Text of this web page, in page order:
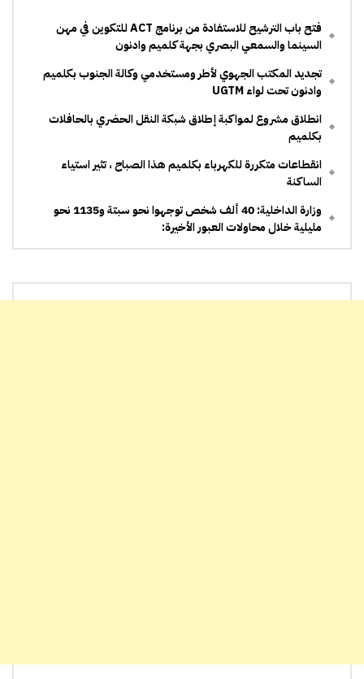
فتح باب الترشيح للاستفادة من برنامج ACT للتكوين في مهن
السينما والسمعي البصري بجهة كلميم وادنون
تجديد المكتب الجهوي لأطر ومستخدمي وكالة الجنوب بكلميم
وادنون تحت لواء UGTM
انطلاق مشروع لمواكبة إطلاق شبكة النقل الحضري بالحافلات
بكلميم
انقطاعات متكررة للكهرباء بكلميم هذا الصباح ، تثير استياء
الساكنة
وزارة الداخلية: 40 ألف شخص توجهوا نحو سبتة و1135 نحو
مليلية خلال محاولات العبور الأخيرة: